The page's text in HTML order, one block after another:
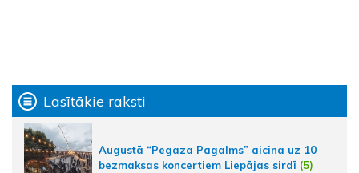
Lasītākie raksti
Augustā “Pegaza Pagalms” aicina uz 10
bezmaksas koncertiem Liepājas sirdī (5)